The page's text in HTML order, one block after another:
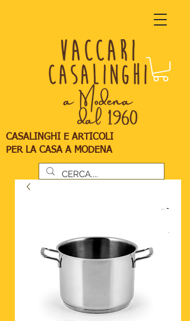
CASALINGHI E ARTICOLI
PER LA CASA A MODENA